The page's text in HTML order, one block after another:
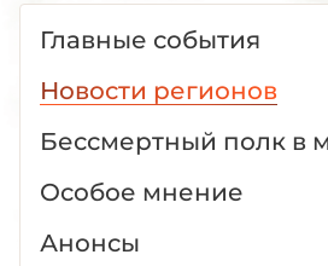
Главные события
Новости регионов
Бессмертный полк в
Особое мнение
Анонсы